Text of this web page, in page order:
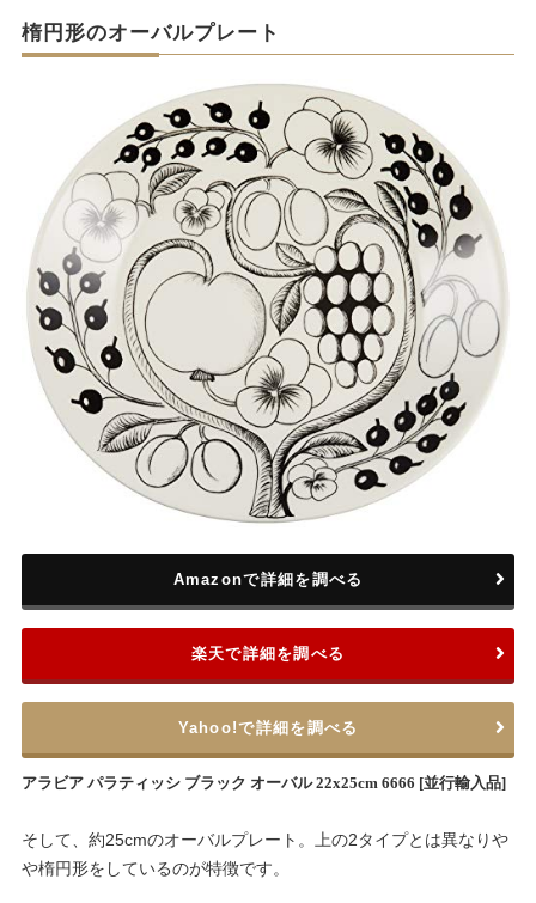
楕円形のオーバルプレート
アラビア パラティッシ ブラック オーバル 22x25cm 6666 [並行輸入品]
Amazonで詳細を調べる
楽天で詳細を調べる
Yahoo!で詳細を調べる
そして、約25cmのオーバルプレート。上の2タイプとは異なりや
や楕円形をしているのが特徴です。